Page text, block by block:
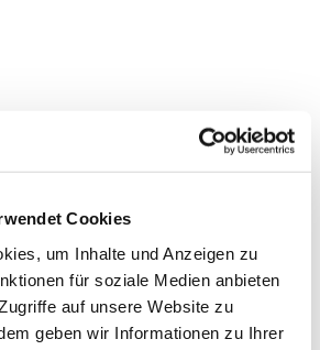
Cookies
um Inhalte und Anzeigen zu
für soziale Medien anbieten
auf unsere Website zu
geben wir Informationen zu Ihrer